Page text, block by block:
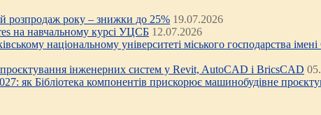
розпродаж року – знижки до 25% 19.07.2026
на навчальному курсі УЦСБ 12.07.2026
національному університеті міського господарства
інженерних систем у Revit, AutoCAD і BricsCAD
як Бібліотека компонентів прискорює машинобудівне